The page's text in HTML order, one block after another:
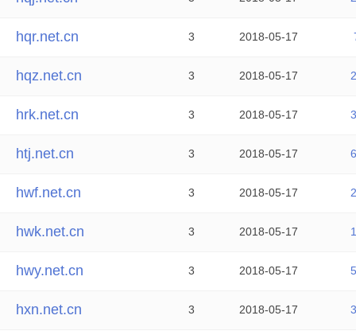
hqr.net.cn 3 2018-05-17
hqz.net.cn 3 2018-05-17
hrk.net.cn 3 2018-05-17
htj.net.cn 3 2018-05-17
hwf.net.cn 3 2018-05-17
hwk.net.cn 3 2018-05-17
hwy.net.cn 3 2018-05-17
hxn.net.cn 3 2018-05-17